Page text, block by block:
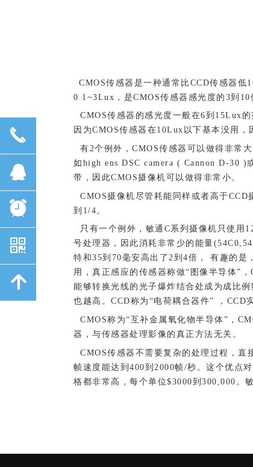
CMOS传感器是一种通常比CCD传感器
0.1~3Lux，是CMOS传感器感光度的3到10
CMOS传感器的感光度一般在6到15Lux
因为CMOS传感器在10Lux以下基本没用，
有2个例外，CMOS传感器可以做得非常
如high ens DSC camera ( Cannon D-30 )
带，因此CMOS摄像机可以做得非常小。
CMOS摄像机尽管耗能同样或者高于CCD
到1/4。
只有一个例外，敏通C系列摄像机只使用
号处理器，因此消耗非常少的能量
特和35到70毫安高出了2到4倍， 有趣的是
用，真正感应的传感器称做“图像半导体”
能够转换光线的光子爆炸结合处成为成比
也越高。CCD称为“电荷耦合器件” ，CCD
CMOS称为“互补金属氧化物半导体”，
器，与传感器处理影像的真正方法无关。
CMOS传感器不需要复杂的处理过程，直
帧速度能达到400到2000帧/秒。这个优点
格都非常高，每个单位$3000到300,000。
끅
뀩
뀥
낃
녕